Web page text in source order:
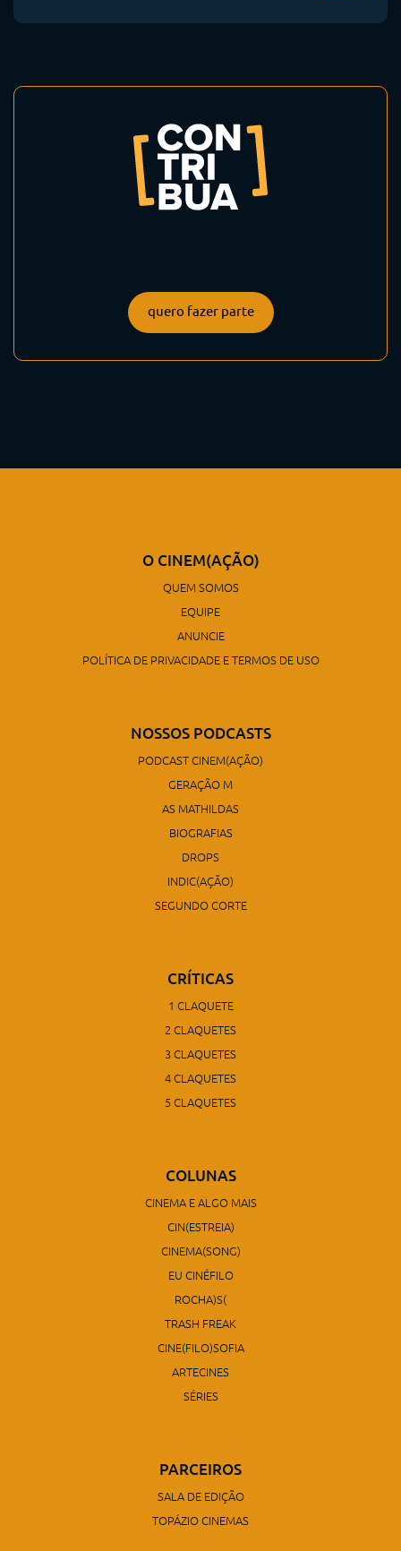
quero fazer parte
O CINEM(AÇÃO)
QUEM SOMOS
EQUIPE
ANUNCIE
POLÍTICA DE PRIVACIDADE E TERMOS DE USO
NOSSOS PODCASTS
PODCAST CINEM(AÇÃO)
GERAÇÃO M
AS MATHILDAS
BIOGRAFIAS
DROPS
INDIC(AÇÃO)
SEGUNDO CORTE
CRÍTICAS
1 CLAQUETE
2 CLAQUETES
3 CLAQUETES
4 CLAQUETES
5 CLAQUETES
COLUNAS
CINEMA E ALGO MAIS
CIN(ESTREIA)
CINEMA(SONG)
EU CINÉFILO
ROCHA)S(
TRASH FREAK
CINE(FILO)SOFIA
ARTECINES
SÉRIES
PARCEIROS
SALA DE EDIÇÃO
TOPÁZIO CINEMAS